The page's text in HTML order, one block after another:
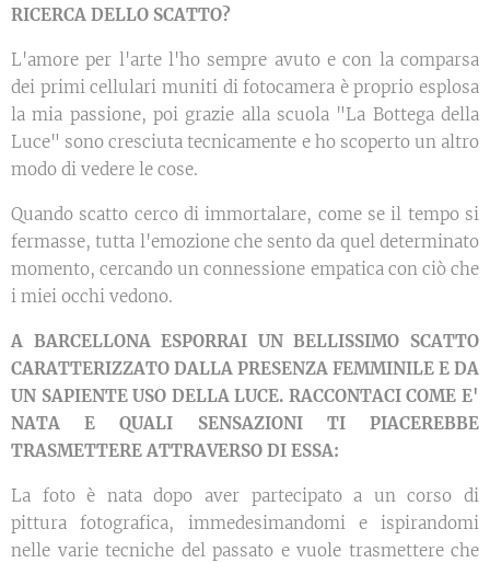
RICERCA DELLO SCATTO?
L'amore per l'arte l'ho sempre avuto e con la comparsa
dei primi cellulari muniti di fotocamera è proprio esplosa
la mia passione, poi grazie alla scuola "La Bottega della
Luce" sono cresciuta tecnicamente e ho scoperto un altro
modo di vedere le cose.
Quando scatto cerco di immortalare, come se il tempo si
fermasse, tutta l'emozione che sento da quel determinato
momento, cercando un connessione empatica con ciò che
i miei occhi vedono.
A BARCELLONA ESPORRAI UN BELLISSIMO SCATTO
CARATTERIZZATO DALLA PRESENZA FEMMINILE E DA
UN SAPIENTE USO DELLA LUCE. RACCONTACI COME E'
NATA E QUALI SENSAZIONI TI PIACEREBBE
TRASMETTERE ATTRAVERSO DI ESSA:
La foto è nata dopo aver partecipato a un corso di
pittura fotografica, immedesimandomi e ispirandomi
nelle varie tecniche del passato e vuole trasmettere che